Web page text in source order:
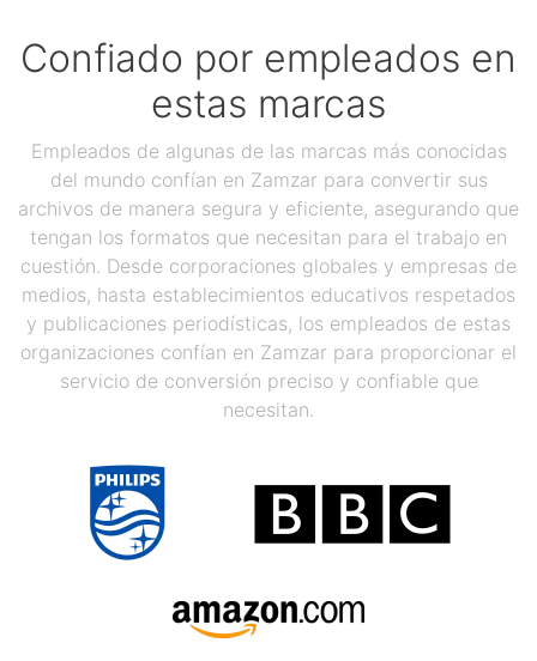
Confiado por empleados en
estas marcas
Empleados de algunas de las marcas más conocidas
del mundo confían en Zamzar para convertir sus
archivos de manera segura y eficiente, asegurando que
tengan los formatos que necesitan para el trabajo en
cuestión. Desde corporaciones globales y empresas de
medios, hasta establecimientos educativos respetados
y publicaciones periodísticas, los empleados de estas
organizaciones confían en Zamzar para proporcionar el
servicio de conversión preciso y confiable que
necesitan.